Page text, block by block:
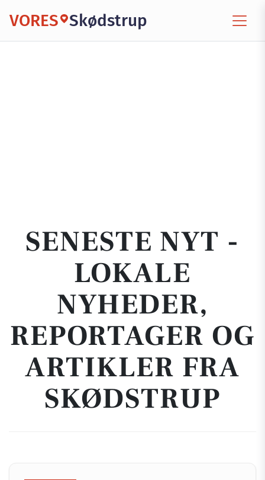
VORES Skødstrup
SENESTE NYT -
LOKALE
NYHEDER,
REPORTAGER OG
ARTIKLER FRA
SKØDSTRUP